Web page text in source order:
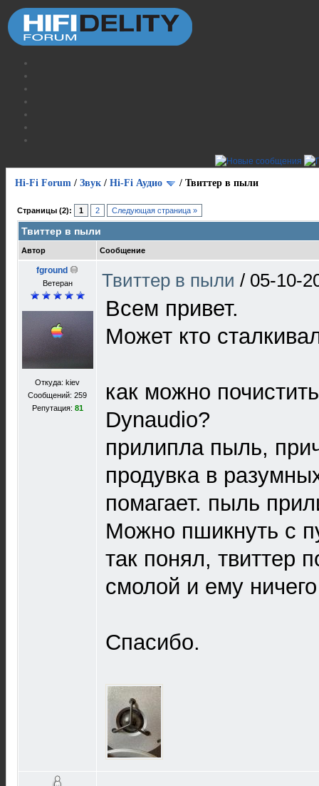
Hi-Fi Forum / Звук / Hi-Fi Аудио / Твиттер в пыли
Страницы (2): 1 2 Следующая страница »
Твиттер в пыли
Автор Сообщение
fground
Ветеран
Откуда: kiev
Сообщений: 259
Репутация: 81
Твиттер в пыли / 05-10-
Всем привет.
Может кто
как можно
Dynaudio?
прилипла пыль,
продувка в
помагает. пыль
Можно пшикнуть с
так понял, твиттер
смолой и ему
Спасибо.